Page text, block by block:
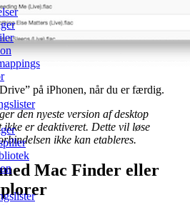
på iPhonen, når du er færdig.
den nyeste version af desktop
er deaktiveret. Dette vil løse
ikke kan etableres.
Mac Finder eller